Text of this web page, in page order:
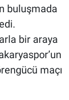
buluşmada
bir araya
maçı